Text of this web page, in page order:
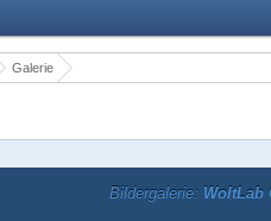
Galerie
Bildergalerie: WoltLab